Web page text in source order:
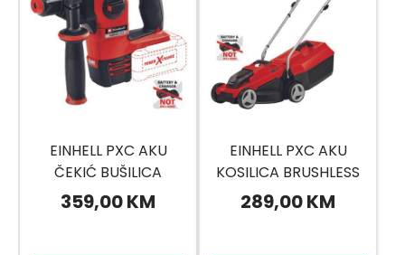
EINHELL PXC AKU
ČEKIĆ BUŠILICA
HEROCCO 18/20 BL
SOLO
359,00 KM
EINHELL PXC AKU
KOSILICA BRUSHLESS
GE-CM 18/32 LI SOLO
289,00 KM